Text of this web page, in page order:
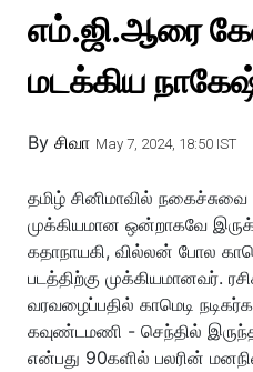
Reviews
Photos
Story
எம்.ஜி.ஆரை
மடக்கிய
By சிவா May 7, 2024, 18:50 IST
தமிழ் சினிமாவில்
முக்கியமான ஒன்றாகவே
கதாநாயகி, வில்லன் போல
படத்திற்கு முக்கியமானவர்.
வரவழைப்பதில் காமெடி
கவுண்டமணி - செந்தில்
என்பது 90களில் பலரின்